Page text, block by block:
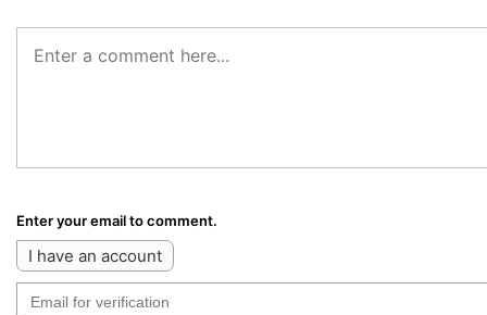
Enter your email to comment.
I have an account